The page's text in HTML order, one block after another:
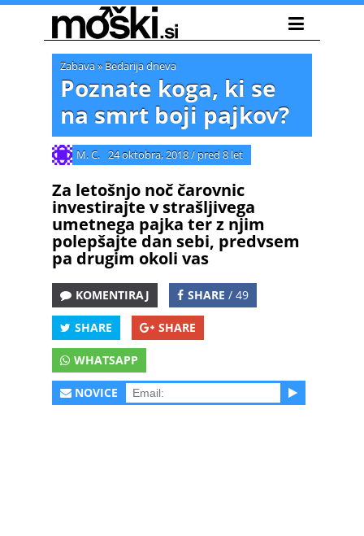
Zabava» Bedarija dneva
Poznate koga, ki se
na smrt boji pajkov?
M. C. 24 oktobra, 2018/ pred 8 let
Za letošnjo noč čarovnic
investirajte v strašljivega
umetnega pajka ter z njim
polepšajte dan sebi, predvsem
pa drugim okoli vas
KOMENTIRAJ SHARE / 49
SHARE SHARE
WHATSAPP
NOVICE